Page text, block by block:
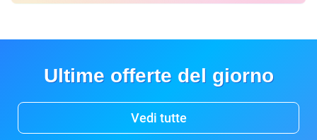
Ultime offerte del giorno
Vedi tutte